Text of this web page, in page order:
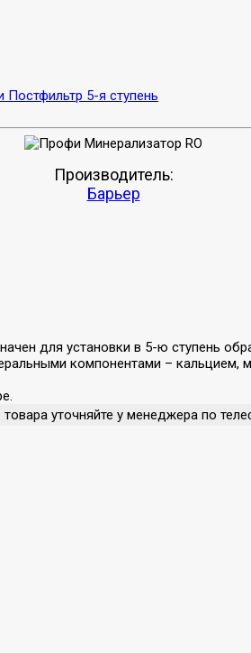
Постфильтр 5-я ступень
Производитель:
Барьер
для установки в 5-ю ступень
компонентами – кальцием,
уточняйте у менеджера по